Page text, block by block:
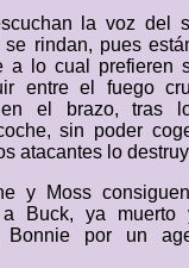
la voz del
rindan, pues
a lo cual prefieren
entre el fuego
el brazo, tras
sin poder
atacantes lo
y Moss
Buck, ya muerto
Bonnie por un